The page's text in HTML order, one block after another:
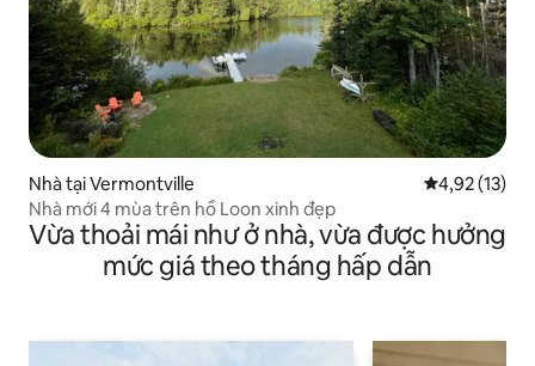
Nhà tại Vermontville Xếp hạng
4,92 (13)
Nhà mới 4 mùa trên hồ Loon xinh đẹp
Vừa thoải mái như ở nhà, vừa được hưởng
mức giá theo tháng hấp dẫn